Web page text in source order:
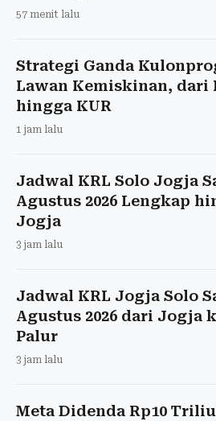
57 menit lalu
Strategi Ganda
Lawan Kemiskinan, dari
hingga KUR
1 jam lalu
Jadwal KRL Solo Jogja
Agustus 2026 Lengkap
Jogja
3 jam lalu
Jadwal KRL Jogja Solo
Agustus 2026 dari Jogja
Palur
3 jam lalu
Meta Didenda Rp10